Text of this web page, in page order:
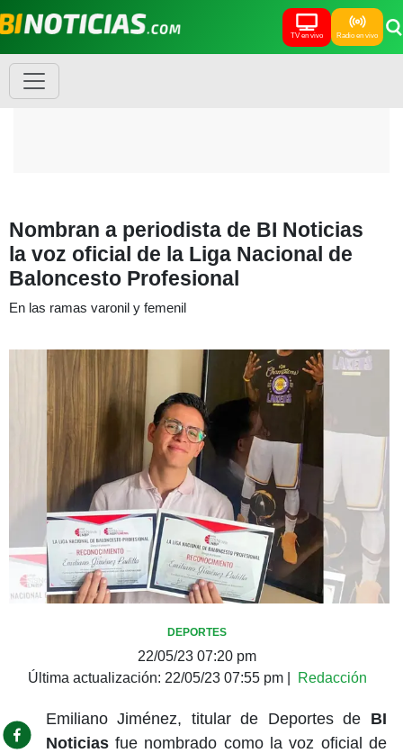
TV en vivo Radio en vivo
Nombran a periodista de BI Noticias
la voz oficial de la Liga Nacional de
Baloncesto Profesional
En las ramas varonil y femenil
DEPORTES
22/05/23 07:20 pm
Última actualización: 22/05/23 07:55 pm| Redacción
Emiliano Jiménez, titular de Deportes de BI
Noticias fue nombrado como la voz oficial de